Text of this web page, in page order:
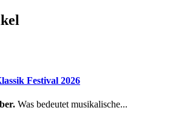
Festival 2026
Was bedeutet musikalische...